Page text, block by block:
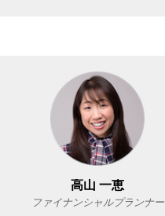
高山 一恵
ファイナンシャルプランナー